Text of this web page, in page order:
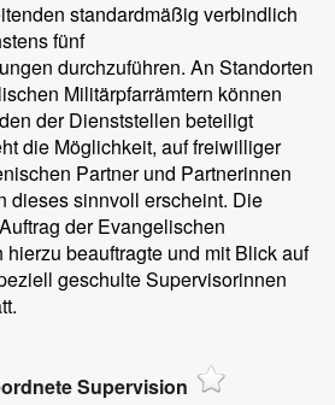
standardmäßig verbindlich
fünf
durchzuführen. An Standorten
Militärpfarrämtern können
der Dienststellen beteiligt
die Möglichkeit, auf freiwilliger
Partner und Partnerinnen
dieses sinnvoll erscheint. Die
der Evangelischen
beauftragte und mit Blick auf
geschulte Supervisorinnen
Supervision